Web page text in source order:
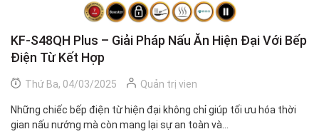
KF-S48QH Plus – Giải Pháp Nấu Ăn Hiện Đại Với Bếp
Điện Từ Kết Hợp
Thứ Ba, 04/03/2025 Quản trị vien
Những chiếc bếp điện từ hiện đại không chỉ giúp tối ưu hóa thời
gian nấu nướng mà còn mang lại sự an toàn và...